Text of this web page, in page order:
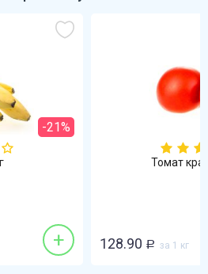
-21%
+
Томат
128.90 Р за 1 кг